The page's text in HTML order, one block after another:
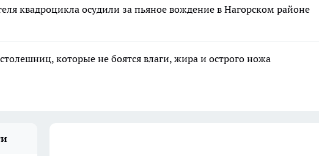
квадроцикла осудили за пьяное вождение в Нагорском районе
которые не боятся влаги, жира и острого ножа